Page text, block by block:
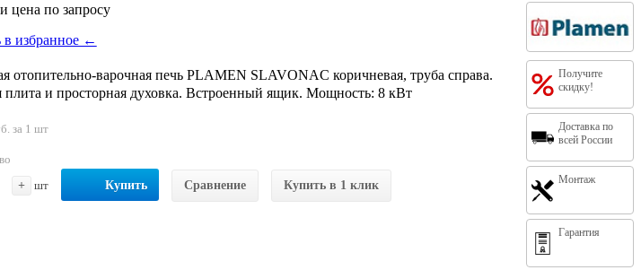
Получите
скидку!
Доставка по
всей России
Монтаж
Гарантия
цена по запросу
в избранное ←
отопительно-варочная печь PLAMEN SLAVONAC коричневая, труба справа.
плита и просторная духовка. Встроенный ящик. Мощность: 8 кВт
за 1 шт
+ шт Купить Сравнение Купить в 1 клик